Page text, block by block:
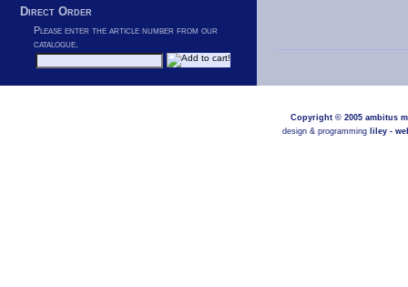
Direct Order
Please enter the article number from our
catalogue.
Copyright © 2005 ambitus
design & programming liley -